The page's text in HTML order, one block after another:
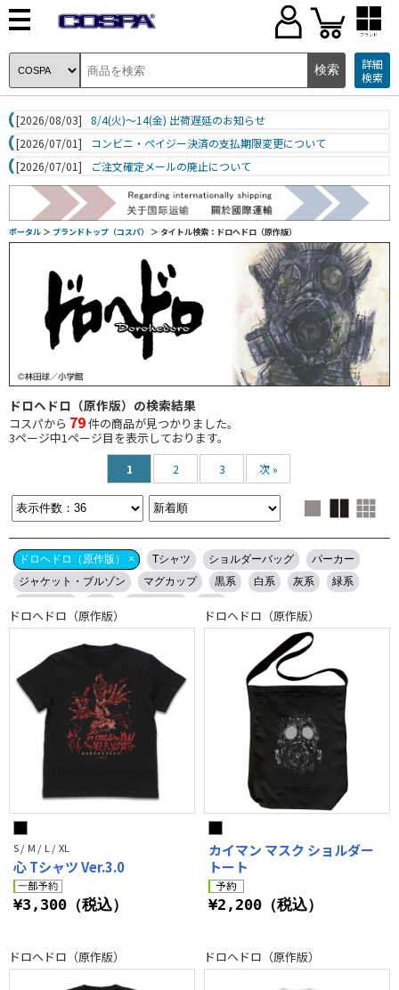
ブランド
詳細
検索
[2026/08/03]
8/4(火)～14(金) 出荷遅延のお知らせ
[2026/07/01]
コンビニ・ペイジー決済の支払期限変更について
[2026/07/01]
ご注文確定メールの廃止について
ポータル ＞ ブランドトップ（コスパ） ＞ タイトル検索：ドロヘドロ（原作版）
ドロヘドロ（原作版）の検索結果
コスパから 79件の商品が見つかりました。
3ページ中1ページ目を表示しております。
1 2 3 次 »
ドロヘドロ（原作版） × Tシャツ ショルダーバッグ
パーカー
ジャケット・ブルゾン
マグカップ 黒系 白系 灰系
緑系
ドロヘドロ（原作版）
S / M / L / XL
心 Tシャツ Ver.3.0
¥3,300（税込）
ドロヘドロ（原作版）
カイマン マスク ショルダー
トート
¥2,200（税込）
ドロヘドロ（原作版） ドロヘドロ（原作版）